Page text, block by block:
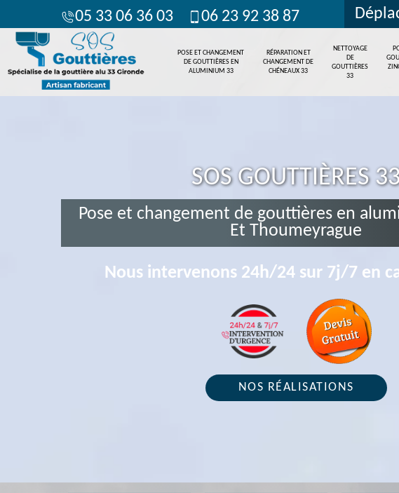
05 33 06 36 03 06 23 92 38 87
POSE ET CHANGEMENT
DE GOUTTIÈRES EN
ALUMINIUM 33
RÉPARATION ET
CHANGEMENT DE
CHÉNEAUX 33
NETTOYAGE
DE
GOUTTIÈRES
33
SOS GOUTTIÈRES
Pose et changement de gouttières en
Et Thoumeyrague
Nous intervenons 24h/24 sur 7j/7 en
NOS RÉALISATIONS